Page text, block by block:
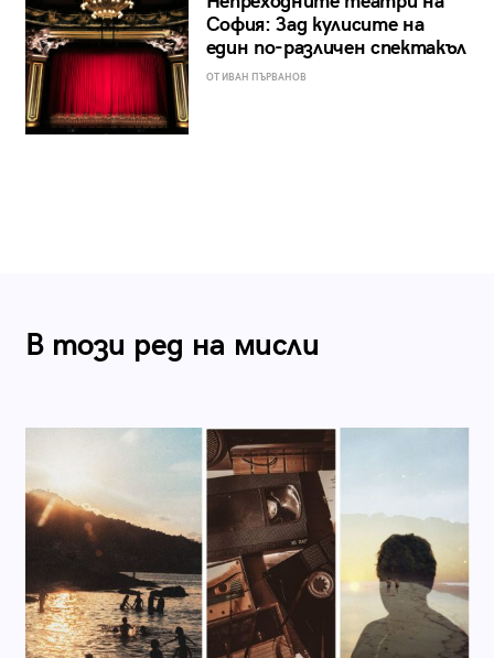
София: Зад кулисите на
един по-различен спектакъл
ОТ ИВАН ПЪРВАНОВ
В този ред на мисли